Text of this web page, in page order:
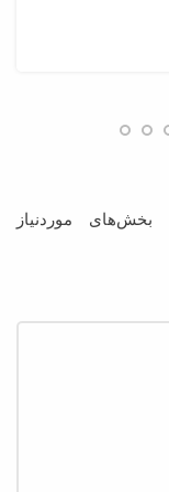
بخش‌های موردنیاز